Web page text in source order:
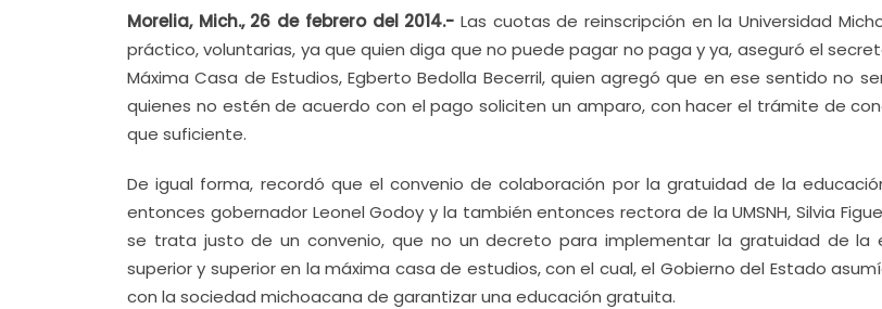
Morelia, Mich., 26 de febrero del 2014.- Las cuotas de reinscripción en la Universidad
práctico, voluntarias, ya que quien diga que no puede pagar no paga y ya, aseguró el
Máxima Casa de Estudios, Egberto Bedolla Becerril, quien agregó que en ese sentido no
quienes no estén de acuerdo con el pago soliciten un amparo, con hacer el trámite de
que suficiente.
De igual forma, recordó que el convenio de colaboración por la gratuidad de la
entonces gobernador Leonel Godoy y la también entonces rectora de la UMSNH, Silvia
se trata justo de un convenio, que no un decreto para implementar la gratuidad de la
superior y superior en la máxima casa de estudios, con el cual, el Gobierno del Estado
con la sociedad michoacana de garantizar una educación gratuita.